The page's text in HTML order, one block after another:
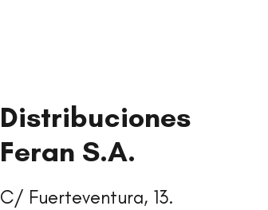
Distribuciones
Feran S.A.
C/ Fuerteventura, 13.